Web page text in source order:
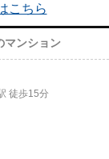
こちら
マンション
徒歩15分